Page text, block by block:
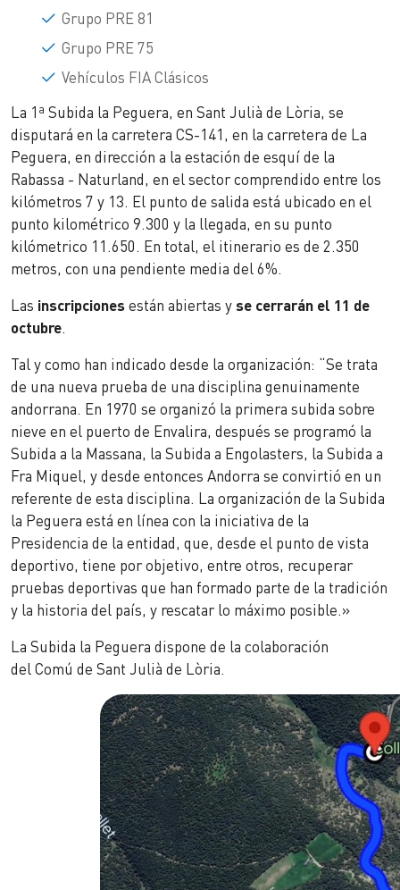
Grupo PRE 81
Grupo PRE 75
Vehículos FIA Clásicos
La 1ª Subida la Peguera, en Sant Julià de Lòria, se
disputará en la carretera CS-141, en la carretera de La
Peguera, en dirección a la estación de esquí de la
Rabassa - Naturland, en el sector comprendido entre los
kilómetros 7 y 13. El punto de salida está ubicado en el
punto kilométrico 9.300 y la llegada, en su punto
kilómetrico 11.650. En total, el itinerario es de 2.350
metros, con una pendiente media del 6%.
Las inscripcionesestán abiertas yse cerrarán el 11 de
octubre.
Tal y como han indicado desde la organización: “Se trata
de una nueva prueba de una disciplina genuinamente
andorrana. En 1970 se organizó la primera subida sobre
nieve en el puerto de Envalira, después se programó la
Subida a la Massana, la Subida a Engolasters, la Subida a
Fra Miquel, y desde entonces Andorra se convirtió en un
referente de esta disciplina. La organización de la Subida
la Peguera está en línea con la iniciativa de la
Presidencia de la entidad, que, desde el punto de vista
deportivo, tiene por objetivo, entre otros, recuperar
pruebas deportivas que han formado parte de la tradición
y la historia del país, y rescatar lo máximo posible.»
La Subida la Peguera dispone de la colaboración
del Comú de Sant Julià de Lòria.